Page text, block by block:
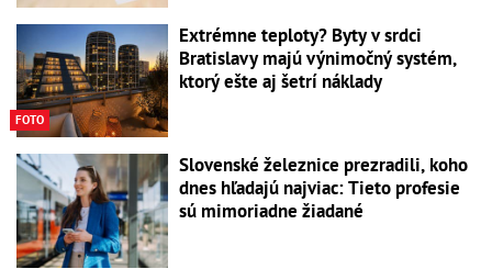
FOTO
Extrémne teploty? Byty v srdci
Bratislavy majú výnimočný systém,
ktorý ešte aj šetrí náklady
Slovenské železnice prezradili, koho
dnes hľadajú najviac: Tieto profesie
sú mimoriadne žiadané